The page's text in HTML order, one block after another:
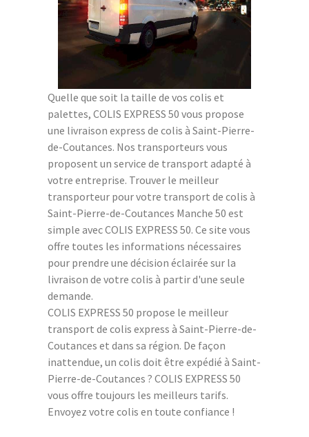
Quelle que soit la taille de vos colis et
palettes, COLIS EXPRESS 50 vous propose
une livraison express de colis à Saint-Pierre-
de-Coutances. Nos transporteurs vous
proposent un service de transport adapté à
votre entreprise. Trouver le meilleur
transporteur pour votre transport de colis à
Saint-Pierre-de-Coutances Manche 50 est
simple avec COLIS EXPRESS 50. Ce site vous
offre toutes les informations nécessaires
pour prendre une décision éclairée sur la
livraison de votre colis à partir d'une seule
demande.
COLIS EXPRESS 50 propose le meilleur
transport de colis express à Saint-Pierre-de-
Coutances et dans sa région. De façon
inattendue, un colis doit être expédié à Saint-
Pierre-de-Coutances ? COLIS EXPRESS 50
vous offre toujours les meilleurs tarifs.
Envoyez votre colis en toute confiance !